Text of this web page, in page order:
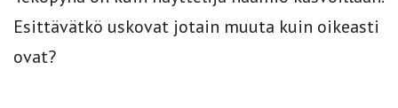
Esittävätkö uskovat jotain muuta kuin oikeasti
ovat?